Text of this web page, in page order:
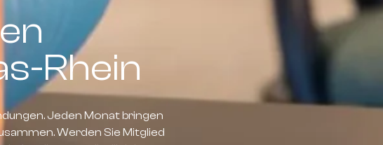
Rhein
Jeden Monat bringen
Werden Sie Mitglied